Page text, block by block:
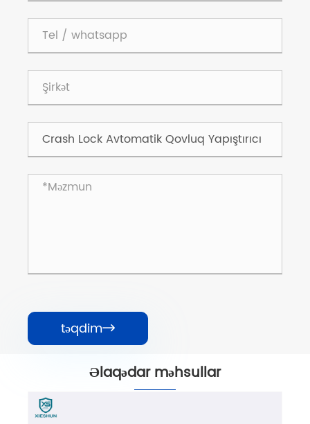
təqdim
Əlaqədar məhsullar